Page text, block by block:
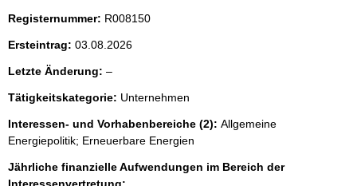
Registernummer: R008150
Ersteintrag: 03.08.2026
Letzte Änderung: –l
e
r
Tätigkeitskategorie: Unternehmen
Interessen- und Vorhabenbereiche (2): Allgemeine
Energiepolitik; Erneuerbare Energien
Jährliche finanzielle Aufwendungen im Bereich der
Interessenvertretung: